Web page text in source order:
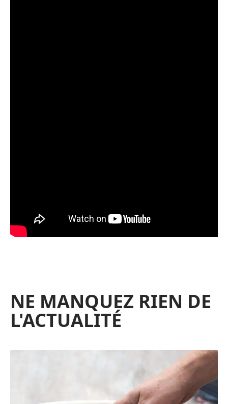
NE MANQUEZ RIEN DE
L'ACTUALITÉ